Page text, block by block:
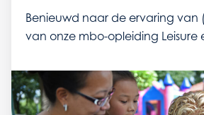
Benieuwd naar de ervaring van
van onze mbo-opleiding Leisure